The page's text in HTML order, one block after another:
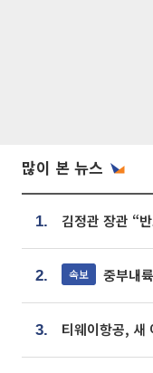
많이 본 뉴스
1.
2. 속보 중부내
3.